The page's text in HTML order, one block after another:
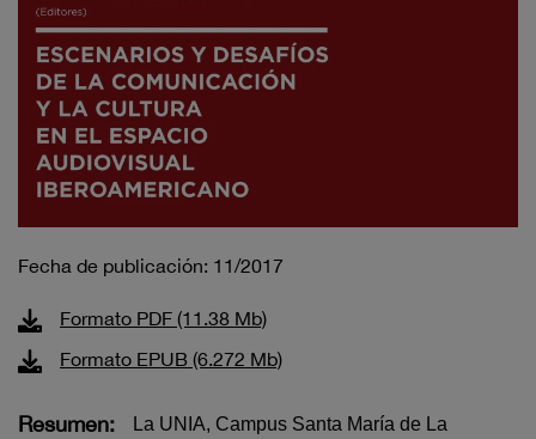
Fecha de publicación: 11/2017
Formato PDF (11.38 Mb)
Formato EPUB (6.272 Mb)
Resumen:
La UNIA, Campus Santa María de La